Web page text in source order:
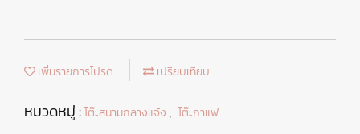
เพิ่มรายการโปรด เปรียบเทียบ
หมวดหมู่ :โต๊ะสนามกลางแจ้ง , โต๊ะกาแฟ